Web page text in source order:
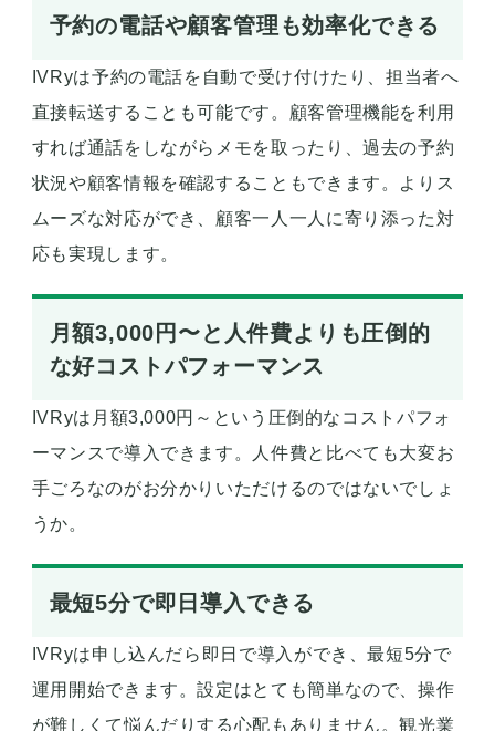
予約の電話や顧客管理も効率化できる
IVRyは予約の電話を自動で受け付けたり、担当者へ
直接転送することも可能です。顧客管理機能を利用
すれば通話をしながらメモを取ったり、過去の予約
状況や顧客情報を確認することもできます。よりス
ムーズな対応ができ、顧客一人一人に寄り添った対
応も実現します。
月額3,000円〜と人件費よりも圧倒的
な好コストパフォーマンス
IVRyは月額3,000円～という圧倒的なコストパフォ
ーマンスで導入できます。人件費と比べても大変お
手ごろなのがお分かりいただけるのではないでしょ
うか。
最短5分で即日導入できる
IVRyは申し込んだら即日で導入ができ、最短5分で
運用開始できます。設定はとても簡単なので、操作
が難しくて悩んだりする心配もありません。観光業